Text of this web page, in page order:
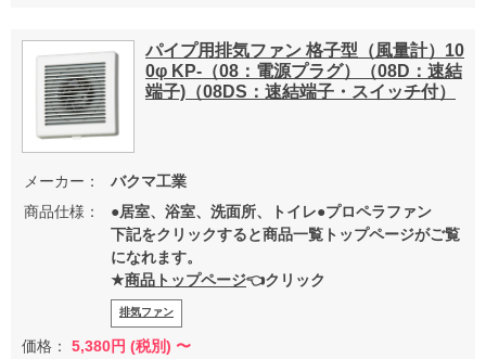
パイプ用排気ファン 格子型（風量計）10
0φ KP-（08：電源プラグ）（08D：速結
端子)（08DS：速結端子・スイッチ付）
メーカー：
バクマ工業
商品仕様：
●居室、浴室、洗面所、トイレ●プロペラファン
下記をクリックすると商品一覧トップページがご覧
になれます。
★商品トップページ👈クリック
排気ファン
価格： 5,380円 (税別) 〜